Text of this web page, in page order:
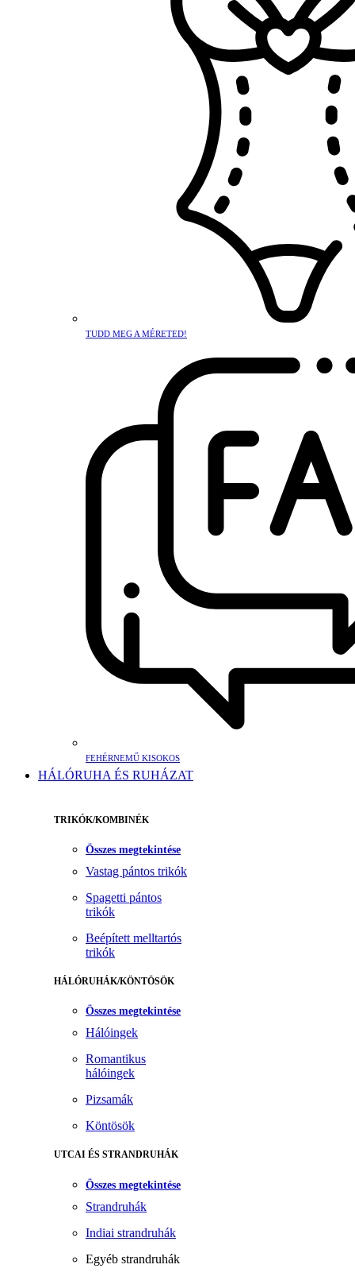
TUDD MEG A MÉRETED!
FEHÉRNEMŰ KISOKOS
HÁLÓRUHA ÉS RUHÁZAT
TRIKÓK/KOMBINÉK
Összes megtekintése
Vastag pántos trikók
Spagetti pántos
trikók
Beépített melltartós
trikók
HÁLÓRUHÁK/KÖNTÖSÖK
Összes megtekintése
Hálóingek
Romantikus
hálóingek
Pizsamák
Köntösök
UTCAI ÉS STRANDRUHÁK
Összes megtekintése
Strandruhák
Indiai strandruhák
Egyéb strandruhák